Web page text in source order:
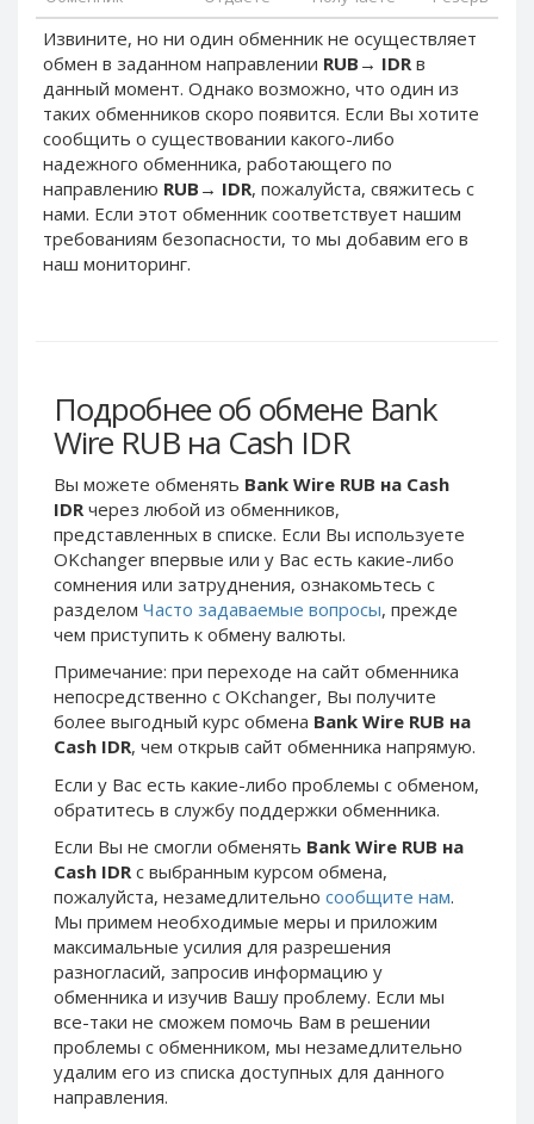
Извините, но ни один обменник не осуществляет
обмен в заданном направлении RUB → IDRв
данный момент. Однако возможно, что один из
таких обменников скоро появится. Если Вы хотите
сообщить о существовании какого-либо
надежного обменника, работающего по
направлению RUB → IDR, пожалуйста, свяжитесь с
нами. Если этот обменник соответствует нашим
требованиям безопасности, то мы добавим его в
наш мониторинг.
Подробнее об обмене Bank
Wire RUB на Cash IDR
Вы можете обменять Bank Wire RUB на Cash
IDR через любой из обменников,
представленных в списке. Если Вы используете
OKchanger впервые или у Вас есть какие-либо
сомнения или затруднения, ознакомьтесь с
разделом Часто задаваемые вопросы, прежде
чем приступить к обмену валюты.
Примечание: при переходе на сайт обменника
непосредственно c OKchanger, Вы получите
более выгодный курс обмена Bank Wire RUB на
Cash IDR, чем открыв сайт обменника напрямую.
Если у Вас есть какие-либо проблемы с обменом,
обратитесь в службу поддержки обменника.
Если Вы не смогли обменять Bank Wire RUB на
Cash IDRс выбранным курсом обмена,
пожалуйста, незамедлительно сообщите нам.
Мы примем необходимые меры и приложим
максимальные усилия для разрешения
разногласий, запросив информацию у
обменника и изучив Вашу проблему. Если мы
все-таки не сможем помочь Вам в решении
проблемы c обменником, мы незамедлительно
удалим его из списка доступных для данного
направления.
PayPal SEK
PayPal CHF
PayPal MYR
Webmoney WMZ
Webmoney WMR
Webmoney WME
Webmoney WMU
Webmoney WMK
Skril USD
Skril EUR
Skril INR
Skril PLN
Skril GBP
Skril AUD
Skril NOK
Paxum USD
Paxum EUR
Epay USD
Epay EUR
Phone Balance UAH
Phone Balance AMD
Neteller USD
Neteller EUR
Neteller INR
Neteller PLN
Neteller GBP
Neteller NOK
PayPal SEK
PayPal CHF
PayPal MYR
Webmoney WMZ
Webmoney WMR
Webmoney WME
Webmoney WMU
Skril USD
Skril EUR
Skril INR
Skril GBP
Skril AUD
Skril NOK
Paxum USD
Paxum EUR
Epay USD
Epay EUR
Phone Balance UAH
Phone Balance AMD
Neteller USD
Neteller EUR
Neteller INR
Neteller PLN
Neteller GBP